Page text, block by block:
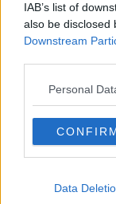
IAB’s list of
also be disclosed
Downstream
Personal
Data
​Tutte
​“Varchi
Tir
San